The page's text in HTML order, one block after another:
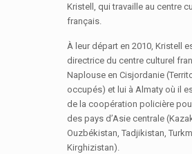
Kristell, qui travaille au centre
français.
À leur départ en 2010, Kristell
directrice du centre culturel
Naplouse en Cisjordanie
occupés) et lui à Almaty où il
de la coopération policière
des pays d’Asie centrale
Ouzbékistan, Tadjikistan,
Kirghizistan).